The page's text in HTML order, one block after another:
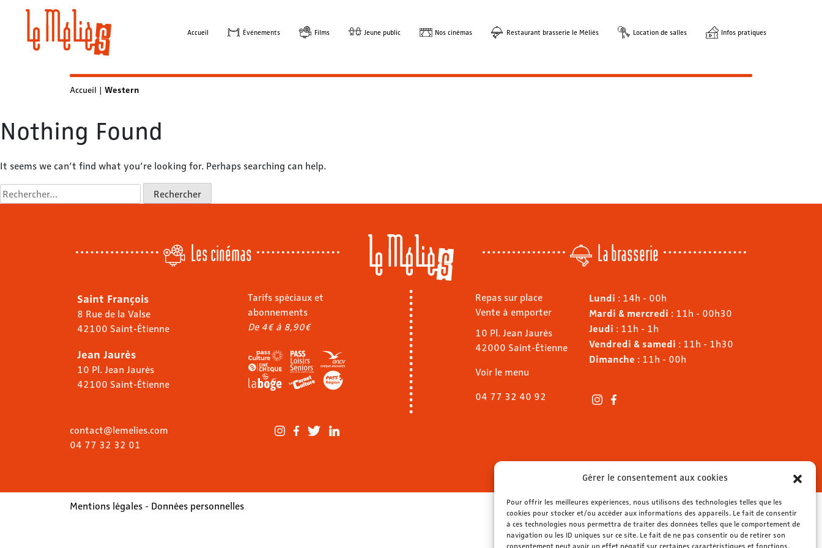
Gérer le consentement aux cookies
Pour offrir les meilleures expériences, nous utilisons des technologies telles que les
cookies pour stocker et/ou accéder aux informations des appareils. Le fait de consentir
à ces technologies nous permettra de traiter des données telles que le comportement de
navigation ou les ID uniques sur ce site. Le fait de ne pas consentir ou de retirer son
consentement peut avoir un effet négatif sur certaines caractéristiques et fonctions.
Accueil Évènements Films Jeune public Nos cinémas Restaurant brasserie le Méliès Location de salles Infos pratiques
Accueil | Western
Nothing Found
It seems we can’t find what you’re looking for. Perhaps searching can help.
Rechercher :
Les cinémas La brasserie
Saint François
8 Rue de la Valse
42100 Saint-Étienne
Jean Jaurès
10 Pl. Jean Jaurès
42100 Saint-Étienne
Tarifs spéciaux et
abonnements
De 4€ à 8,90€
Repas sur place
Vente à emporter
10 Pl. Jean Jaurès
42000 Saint-Étienne
Voir le menu
04 77 32 40 92
Lundi : 14h - 00h
Mardi & mercredi : 11h - 00h30
Jeudi : 11h - 1h
Vendredi & samedi : 11h - 1h30
Dimanche : 11h - 00h
contact@lemelies.com
04 77 32 32 01
Mentions légales - Données personnelles